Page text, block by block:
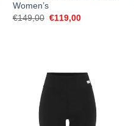
Women’s
€149,00 Original
€119,00Current